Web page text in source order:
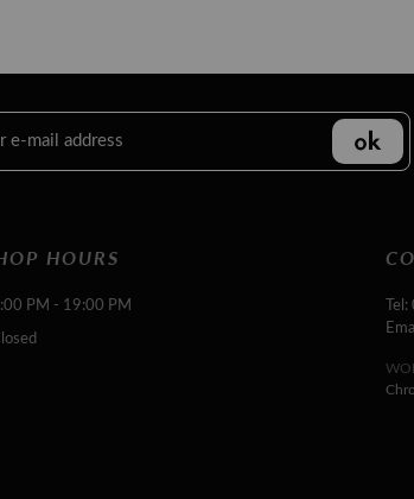
HOURS
PM - 19:00 PM